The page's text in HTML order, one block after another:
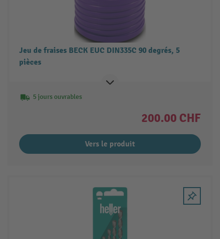
Jeu de fraises BECK EUC DIN335C 90 degrés, 5
pièces
5 jours ouvrables
200.00 CHF
Vers le produit